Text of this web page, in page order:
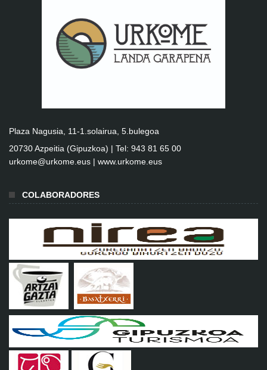
Plaza Nagusia, 11-1.solairua, 5.bulegoa
20730 Azpeitia (Gipuzkoa) | Tel: 943 81 65 00
urkome@urkome.eus | www.urkome.eus
COLABORADORES